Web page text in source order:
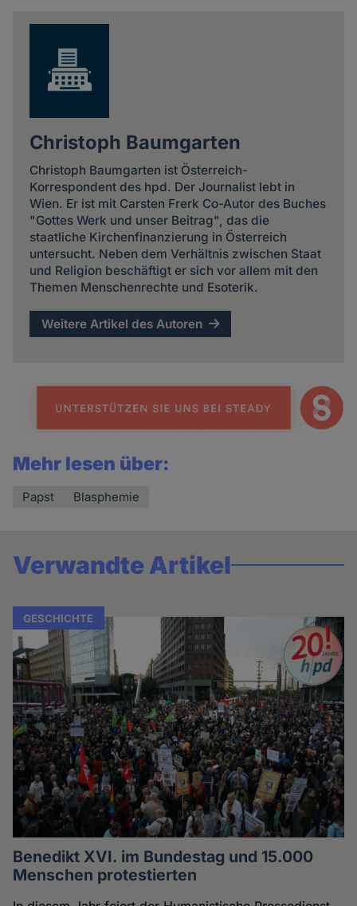
Christoph Baumgarten
Christoph Baumgarten ist Österreich-
Korrespondent des hpd. Der Journalist lebt in
Wien. Er ist mit Carsten Frerk Co-Autor des Buches
"Gottes Werk und unser Beitrag", das die
staatliche Kirchenfinanzierung in Österreich
untersucht. Neben dem Verhältnis zwischen Staat
und Religion beschäftigt er sich vor allem mit den
Themen Menschenrechte und Esoterik.
Weitere Artikel des Autoren
Mehr lesen über:
Papst Blasphemie
Verwandte Artikel
GESCHICHTE
Benedikt XVI. im Bundestag und 15.000
Menschen protestierten